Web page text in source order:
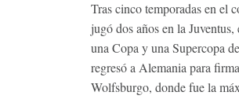
Tras cinco temporadas en el
jugó dos años en la
una Copa y una Supercopa
regresó a Alemania para
Wolfsburgo, donde fue la